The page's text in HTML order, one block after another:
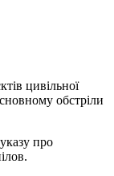
цивільної
обстріли
про